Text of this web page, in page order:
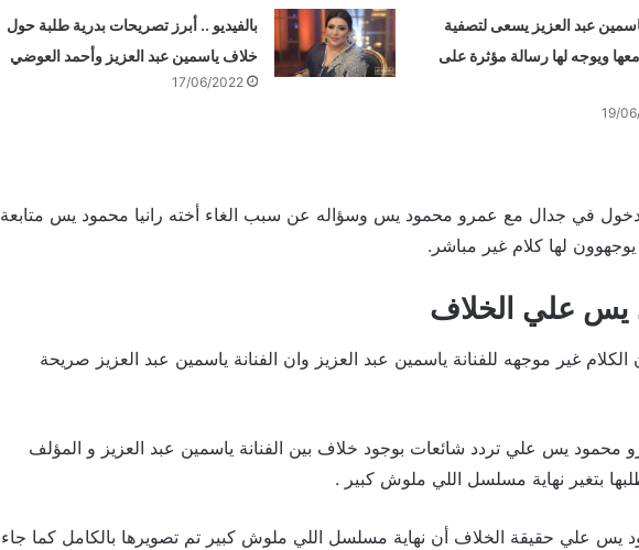
عبد العزيز يسعى لتصفية
معها ويوجه لها رسالة مؤثرة على
19/
بالفيديو .. أبرز تصريحات بدرية طلبة حول
خلاف ياسمين عبد العزيز وأحمد العوضي
17/06/2022
في جدال مع عمرو محمود يس وسؤاله عن سبب الغاء أخته رانيا محمود يس متابعة
لها كلام غير مباشر.
يس علي الخلاف
الكلام غير موجهه للفنانة ياسمين عبد العزيز وان الفنانة ياسمين عبد العزيز صريحة
محمود يس علي تردد شائعات بوجود خلاف بين الفنانة ياسمين عبد العزيز و المؤلف
بتغير نهاية مسلسل اللي ملوش كبير .
يس علي حقيقة الخلاف أن نهاية مسلسل اللي ملوش كبير تم تصويرها بالكامل كما جاء